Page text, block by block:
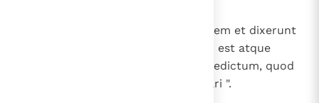
Viri autem illi accesserunt ad regem et dixerunt
ei: " Scito, rex, quia lex Medorum est atque
Persarum, ut omne decretum et edictum, quod
constituit rex, non liceat immutari ".